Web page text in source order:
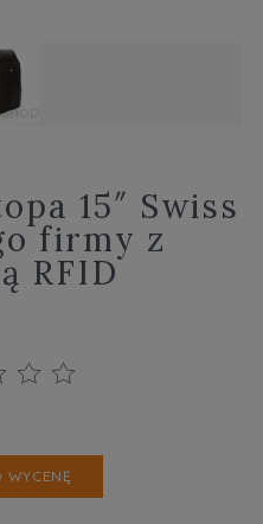
15″ Swiss
firmy z
RFID
WYCENĘ